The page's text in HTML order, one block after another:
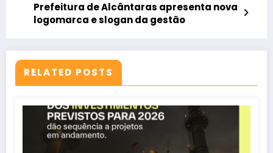
Prefeitura de Alcântaras apresenta nova
logomarca e slogan da gestão
RELATED POSTS